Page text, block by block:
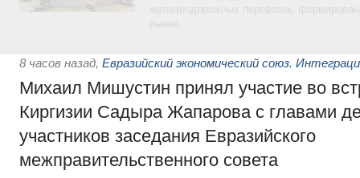
8 часов назад, Евразийский экономический союз.
Михаил Мишустин принял участие во
Киргизии Садыра Жапарова с главами
участников заседания Евразийского
межправительственного совета